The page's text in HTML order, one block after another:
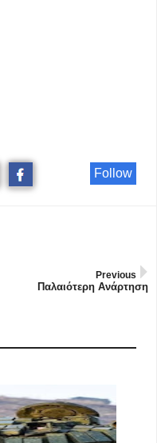
Follow
Previous
Παλαιότερη Ανάρτηση